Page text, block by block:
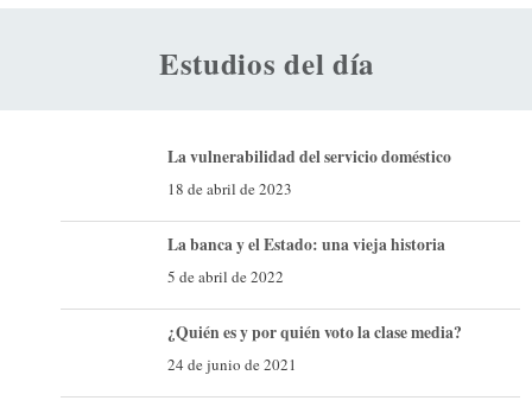
Estudios del día
La vulnerabilidad del servicio doméstico
18 de abril de 2023
La banca y el Estado: una vieja historia
5 de abril de 2022
¿Quién es y por quién voto la clase media?
24 de junio de 2021